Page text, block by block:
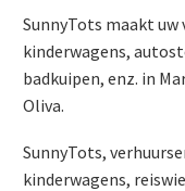
SunnyTots maakt
kinderwagens,
badkuipen, enz. in
Oliva.
SunnyTots,
kinderwagens,